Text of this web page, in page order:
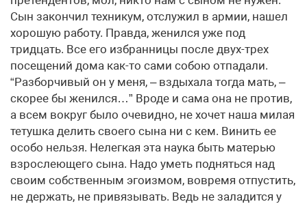
Сын закончил техникум, отслужил в армии, нашел
хорошую работу. Правда, женился уже под
тридцать. Все его избранницы после двух-трех
посещений дома как-то сами собою отпадали.
“Разборчивый он у меня, – вздыхала тогда мать, –
скорее бы женился…” Вроде и сама она не против,
а всем вокруг было очевидно, не хочет наша милая
тетушка делить своего сына ни с кем. Винить ее
особо нельзя. Нелегкая эта наука быть матерью
взрослеющего сына. Надо уметь подняться над
своим собственным эгоизмом, вовремя отпустить,
не держать, не привязывать. Ведь не заладится у